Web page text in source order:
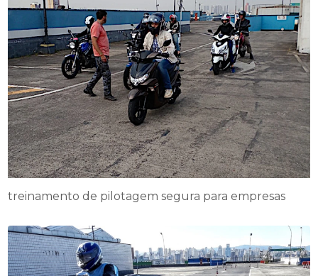
treinamento de pilotagem segura para empresas